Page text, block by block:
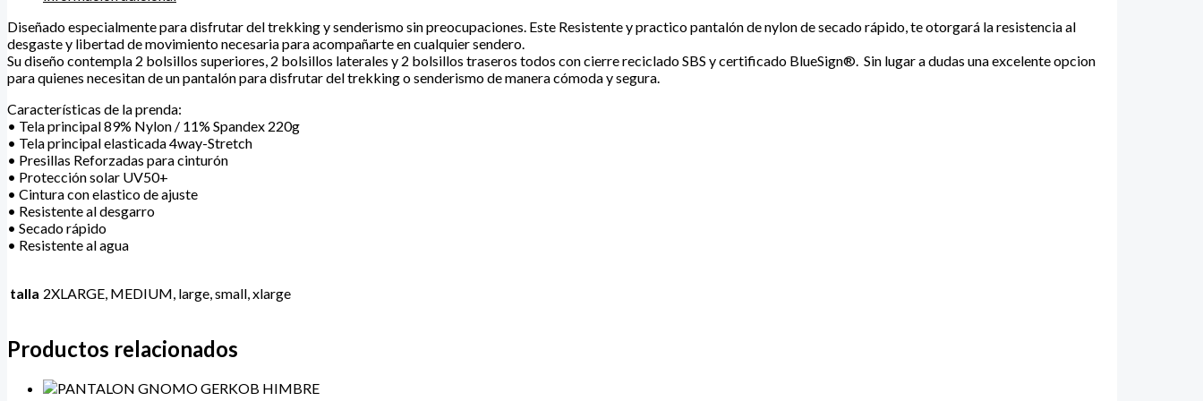
Diseñado especialmente para disfrutar del trekking y senderismo sin preocupaciones. Este Resistente y practico pantalón de nylon de secado rápido, te otorgará la resistencia al
desgaste y libertad de movimiento necesaria para acompañarte en cualquier sendero.
Su diseño contempla 2 bolsillos superiores, 2 bolsillos laterales y 2 bolsillos traseros todos con cierre reciclado SBS y certificado BlueSign®. Sin lugar a dudas una excelente opcion
para quienes necesitan de un pantalón para disfrutar del trekking o senderismo de manera cómoda y segura.
Características de la prenda:
• Tela principal 89% Nylon / 11% Spandex 220g
• Tela principal elasticada 4way-Stretch
• Presillas Reforzadas para cinturón
• Protección solar UV50+
• Cintura con elastico de ajuste
• Resistente al desgarro
• Secado rápido
• Resistente al agua
talla 2XLARGE, MEDIUM, large, small, xlarge
Productos relacionados